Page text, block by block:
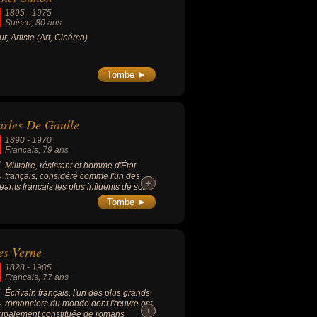
à rien et peut donc servir à tout)
l'expression « loufoque ».
1895 -1975
Suisse, 80 ans
Artiste (Art, Cinéma).
Tombe ►
De Gaulle
1890 -1970
Francais, 79 ans
Militaire, résistant et homme d'État
français, considéré comme l'un des
français les plus influents de son
connu pour avoir été le Chef de la
libre puis le dirigeant du Comité
de 1944 à 1946, le président du
des ministres français de 1958 à
l'instigateur de la 5ème République
en 1958 et le président de la
française de 1959 à 1969 (il est
président de la 5ème
Il lança, depuis Londres, le
+
+
Tombe ►
Verne
1828 -1905
Francais, 77 ans
Écrivain français, l'un des plus grands
romanciers du monde dont l'œuvre est
constituée de romans
+
+